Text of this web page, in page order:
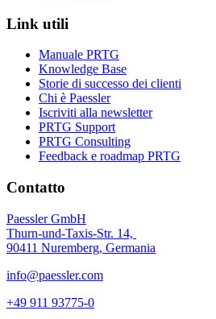
Link utili
Manuale PRTG
Knowledge Base
Storie di successo dei clienti
Chi è Paessler
Iscriviti alla newsletter
PRTG Support
PRTG Consulting
Feedback e roadmap PRTG
Contatto
Paessler GmbH
Thurn-und-Taxis-Str. 14,
90411 Nuremberg, Germania
info@paessler.com
+49 911 93775-0